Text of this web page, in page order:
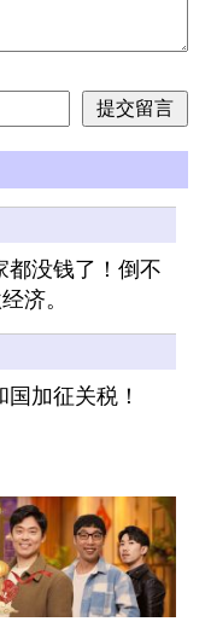
都没钱了！倒不
济。
加征关税！